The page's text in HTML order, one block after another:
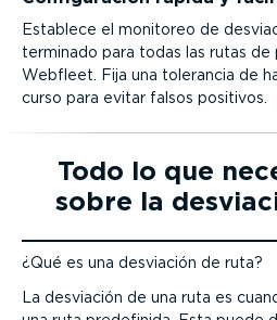
Establece el monitoreo de
ter­minado para todas las rutas
Webfleet. Fija una tolerancia de
curso para evitar falsos positivos.
Todo lo que
sobre la
¿Qué es una desviación de ruta?
Ir al contenido
La desviación de una ruta es